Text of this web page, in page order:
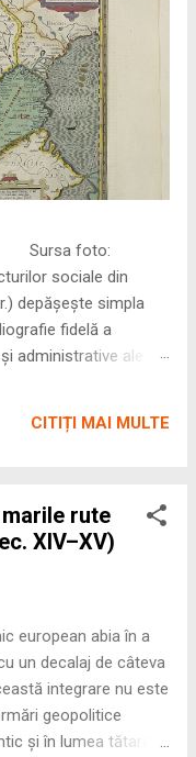
sociale din
depășește simpla
fidelă a
administrative ale
de o mobilitate
roman – în
) în țesutul urban
CITIȚI MAI MULTE
rute
XIV–XV)
european abia în a
un decalaj de câteva
integrare nu este
geopolitice
și în lumea tătară.